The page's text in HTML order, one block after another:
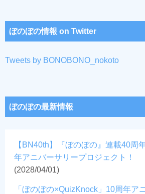
ぼのぼの情報 on Twitter
Tweets by BONOBONO_nokoto
ぼのぼの最新情報
【BN40th】『ぼのぼの』連載40周
年アニバーサリープロジェクト！
(2028/04/01)
「ぼのぼの×QuizKnock」10周年ア